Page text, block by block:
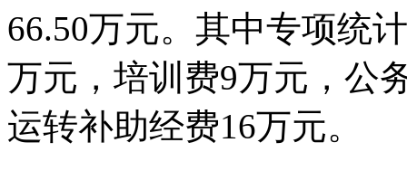
66.50万元。其中专项统
万元，培训费9万元，公
运转补助经费16万元。